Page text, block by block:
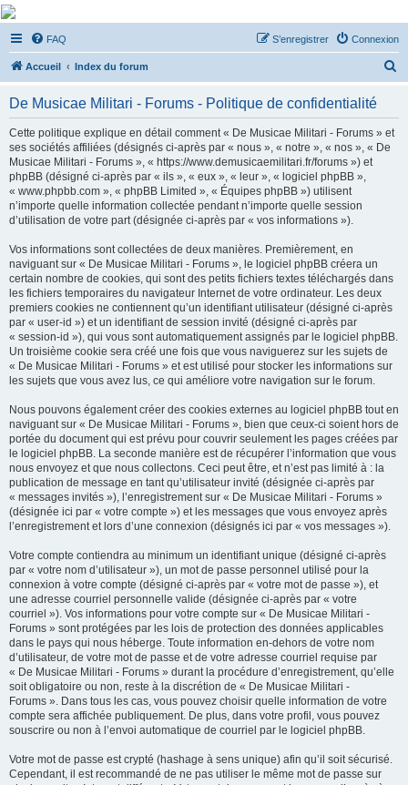
De Musicae Militari -
Forums
Forums de discussions
FAQ Connexion
S’enregistrer
Accueil Index du forum
De Musicae Militari - Forums - Politique de confidentialité
Cette politique explique en détail comment « De Musicae Militari - Forums » et
ses sociétés affiliées (désignés ci-après par « nous », « notre », « nos », « De
Musicae Militari - Forums », « https://www.demusicaemilitari.fr/forums ») et
phpBB (désigné ci-après par « ils », « eux », « leur », « logiciel phpBB »,
« www.phpbb.com », « phpBB Limited », « Équipes phpBB ») utilisent
n’importe quelle information collectée pendant n’importe quelle session
d’utilisation de votre part (désignée ci-après par « vos informations »).
Vos informations sont collectées de deux manières. Premièrement, en
naviguant sur « De Musicae Militari - Forums », le logiciel phpBB créera un
certain nombre de cookies, qui sont des petits fichiers textes téléchargés dans
les fichiers temporaires du navigateur Internet de votre ordinateur. Les deux
premiers cookies ne contiennent qu’un identifiant utilisateur (désigné ci-après
par « user-id ») et un identifiant de session invité (désigné ci-après par
« session-id »), qui vous sont automatiquement assignés par le logiciel phpBB.
Un troisième cookie sera créé une fois que vous naviguerez sur les sujets de
« De Musicae Militari - Forums » et est utilisé pour stocker les informations sur
les sujets que vous avez lus, ce qui améliore votre navigation sur le forum.
Nous pouvons également créer des cookies externes au logiciel phpBB tout en
naviguant sur « De Musicae Militari - Forums », bien que ceux-ci soient hors de
portée du document qui est prévu pour couvrir seulement les pages créées par
le logiciel phpBB. La seconde manière est de récupérer l’information que vous
nous envoyez et que nous collectons. Ceci peut être, et n’est pas limité à : la
publication de message en tant qu’utilisateur invité (désignée ci-après par
« messages invités »), l’enregistrement sur « De Musicae Militari - Forums »
(désignée ici par « votre compte ») et les messages que vous envoyez après
l’enregistrement et lors d’une connexion (désignés ici par « vos messages »).
Votre compte contiendra au minimum un identifiant unique (désigné ci-après
par « votre nom d’utilisateur »), un mot de passe personnel utilisé pour la
connexion à votre compte (désigné ci-après par « votre mot de passe »), et
une adresse courriel personnelle valide (désignée ci-après par « votre
courriel »). Vos informations pour votre compte sur « De Musicae Militari -
Forums » sont protégées par les lois de protection des données applicables
dans le pays qui nous héberge. Toute information en-dehors de votre nom
d’utilisateur, de votre mot de passe et de votre adresse courriel requise par
« De Musicae Militari - Forums » durant la procédure d’enregistrement, qu’elle
soit obligatoire ou non, reste à la discrétion de « De Musicae Militari -
Forums ». Dans tous les cas, vous pouvez choisir quelle information de votre
compte sera affichée publiquement. De plus, dans votre profil, vous pouvez
souscrire ou non à l’envoi automatique de courriel par le logiciel phpBB.
Votre mot de passe est crypté (hashage à sens unique) afin qu’il soit sécurisé.
Cependant, il est recommandé de ne pas utiliser le même mot de passe sur